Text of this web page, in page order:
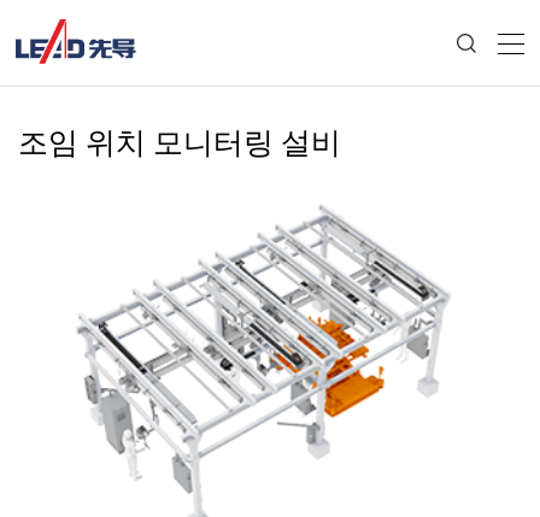
조임 위치 모니터링 설비